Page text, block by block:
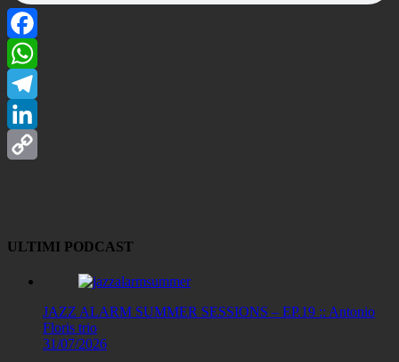
Facebook
WhatsApp
Telegram
LinkedIn
ULTIMI PODCAST
JAZZ ALARM SUMMER SESSIONS – EP.19 :: Antonio
Floris trio
31/07/2026